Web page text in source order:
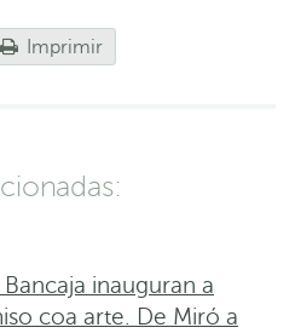
Imprimir
inauguran a
coa arte. De Miró a